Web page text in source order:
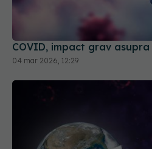
COVID, impact grav
04 mar 2026, 12:29